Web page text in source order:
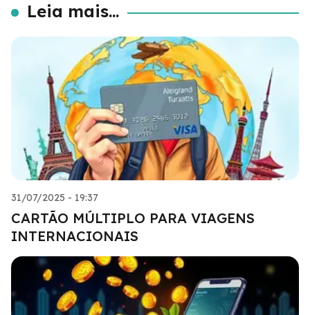
Leia mais...
31/07/2025 - 19:37
CARTÃO MÚLTIPLO PARA VIAGENS
INTERNACIONAIS